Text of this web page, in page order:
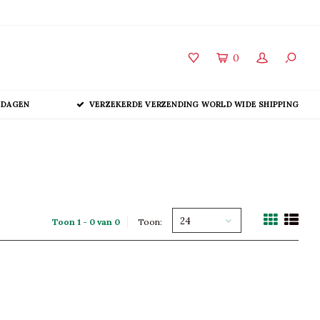
0
VERZEKERDE VERZENDING WORLD WIDE SHIPPING
Toon 1 - 0 van 0 Toon: 24